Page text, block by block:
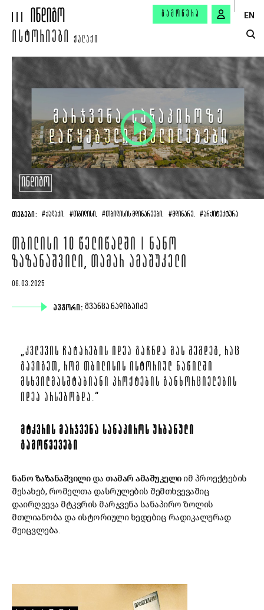
ᲒᲐᲛᲝᲬᲔᲠᲐ EN
ᲘᲡᲢᲝᲠᲘᲔᲑᲘ ᲥᲐᲚᲐᲥᲘ
ᲗᲔᲒᲔᲑᲘ: #ᲥᲐᲚᲐᲥᲘ, #ᲗᲑᲘᲚᲘᲡᲘ, #ᲗᲑᲘᲚᲘᲡᲘᲡ ᲛᲓᲘᲜᲐᲠᲔᲔᲑᲘ, #ᲛᲓᲘᲜᲐᲠᲔ, #ᲐᲠᲥᲘᲢᲔᲥᲢᲣᲠᲐ
ᲗᲑᲘᲚᲘᲡᲘ 10 ᲬᲔᲚᲘᲬᲐᲓᲨᲘ | ᲜᲐᲜᲝ
ᲖᲐᲖᲐᲜᲐᲨᲕᲘᲚᲘ, ᲗᲐᲛᲐᲠ ᲐᲛᲐᲨᲣᲙᲔᲚᲘ
06.03.2025
ᲐᲕᲢᲝᲠᲘ: ᲒᲕᲐᲜᲪᲐ ᲜᲐᲓᲘᲑᲐᲘᲫᲔ
„ᲙᲕᲚᲔᲕᲘᲡ ᲩᲐᲢᲐᲠᲔᲑᲘᲡ ᲘᲓᲔᲐ ᲒᲐᲩᲜᲓᲐ ᲛᲐᲡ ᲨᲔᲛᲓᲔᲒ, ᲠᲐᲪ
ᲒᲐᲕᲘᲒᲔᲗ, ᲠᲝᲛ ᲗᲑᲘᲚᲘᲡᲘᲡ ᲘᲡᲢᲝᲠᲘᲣᲚ ᲜᲐᲬᲘᲚᲨᲘ
ᲛᲡᲮᲕᲘᲚᲛᲐᲡᲨᲢᲐᲑᲘᲐᲜᲘ ᲞᲠᲝᲥᲢᲔᲑᲘᲡ ᲒᲐᲜᲮᲝᲠᲪᲘᲔᲚᲔᲑᲘᲡ
ᲘᲓᲔᲐ ᲐᲠᲡᲔᲑᲝᲑᲓᲐ.“
ᲛᲢᲙᲕᲠᲘᲡ ᲛᲐᲠᲯᲕᲔᲜᲐ ᲡᲐᲜᲐᲞᲘᲠᲝᲡ ᲣᲠᲑᲐᲜᲣᲚᲘ
ᲒᲐᲛᲝᲬᲕᲔᲕᲔᲑᲘ
ნანო ზაზანაშვილიდა თამარ ამაშუკელიიმ პროექტების
შესახებ, რომელთა დასრულების შემთხვევაშიც
დაირღვევა მტკვრის მარჯვენა სანაპირო ზოლის
მთლიანობა და ისტორიული ხედებიც რადიკალურად
შეიცვლება.